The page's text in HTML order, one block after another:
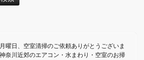
曜日、空室清掃のご依頼ありがとうございま
奈川近郊のエアコン・水まわり・空室のお掃